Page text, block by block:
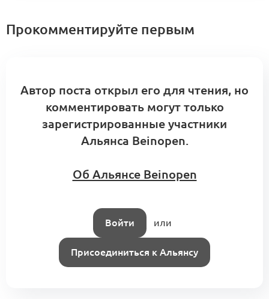
Прокомментируйте первым
Автор поста открыл его для чтения, но
комментировать могут только
зарегистрированные участники
Альянса Beinopen.
Об Альянсе Beinopen
Войти или
Присоединиться к Альянсу